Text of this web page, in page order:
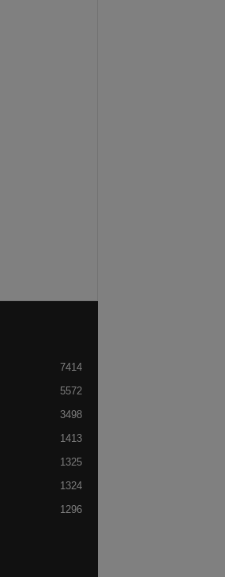
7414
5572
3498
1413
1325
1324
1296